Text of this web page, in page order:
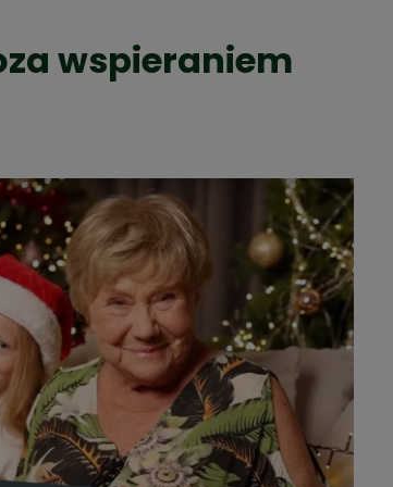
wspieraniem